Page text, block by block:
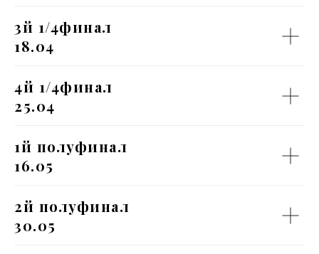
3й 1/4финал
18.04
4й 1/4финал
25.04
1й полуфинал
16.05
2й полуфинал
30.05